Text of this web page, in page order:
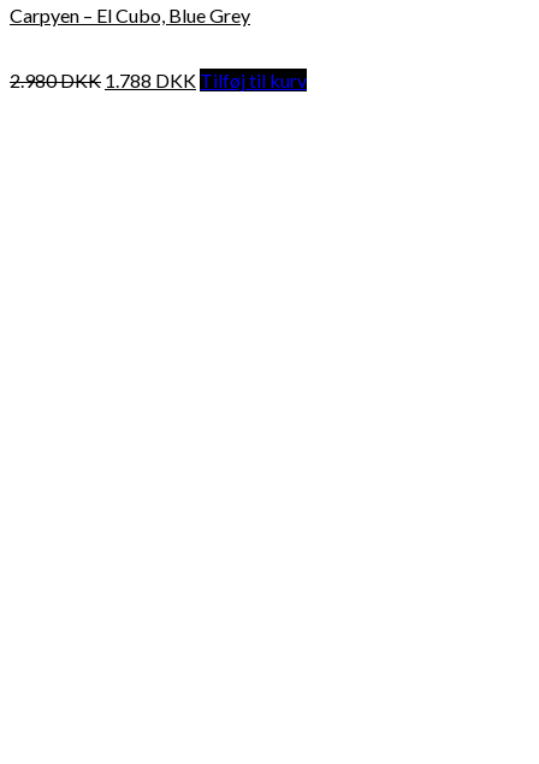
Carpyen – El Cubo, Blue Grey
2.980DKK 1.788 DKK Tilføj til kurv